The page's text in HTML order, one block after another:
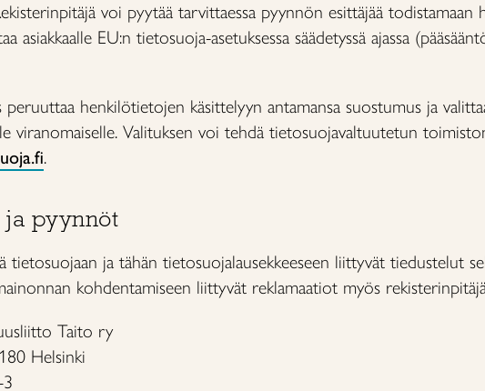
voi pyytää tarvittaessa pyynnön esittäjää todistamaan
asiakkaalle EU:n tietosuoja-asetuksessa säädetyssä ajassa
peruuttaa henkilötietojen käsittelyyn antamansa suostumus ja
viranomaiselle. Valituksen voi tehdä tietosuojavaltuutetun
.
pyynnöt
tietosuojaan ja tähän tietosuojalausekkeeseen liittyvät tiedustelut
kohdentamiseen liittyvät reklamaatiot myös
Taito ry
Helsinki